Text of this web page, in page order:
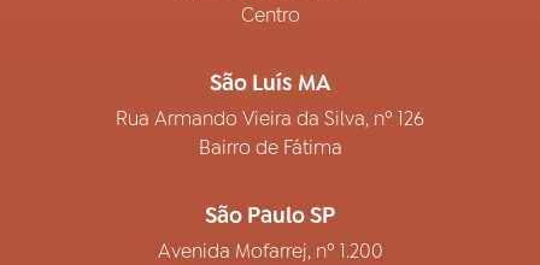
Centro
São Luís MA
Rua Armando Vieira da Silva, nº 126
Bairro de Fátima
São Paulo SP
Avenida Mofarrej, nº 1.200